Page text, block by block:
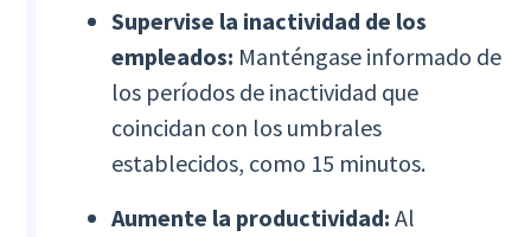
Supervise la inactividad de los
empleados: Manténgase informado de
los períodos de inactividad que
coincidan con los umbrales
establecidos, como 15 minutos.
Aumente la productividad: Al